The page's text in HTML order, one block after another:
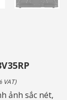
VAT)
ảnh sắc nét,